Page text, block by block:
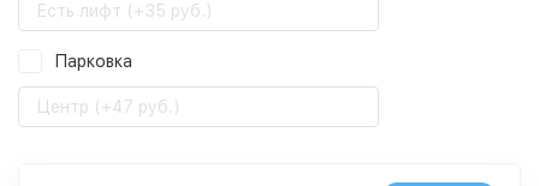
Есть лифт (+35 руб.)
Парковка
Центр (+47 руб.)